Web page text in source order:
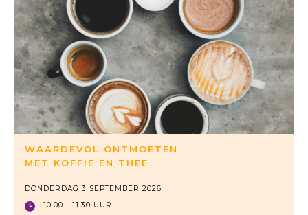
WAARDEVOL ONTMOETEN
MET KOFFIE EN THEE
DONDERDAG 3 SEPTEMBER 2026
10.00 - 11.30 UUR